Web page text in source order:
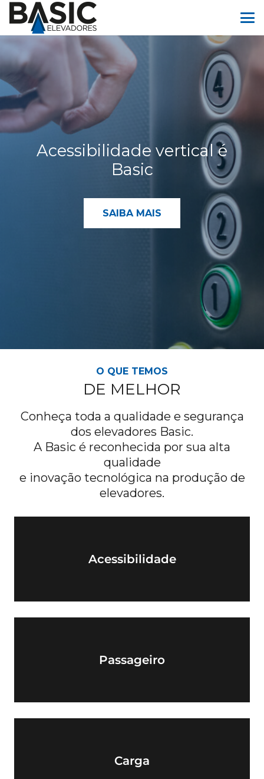
Acessibilidade vertical é
Basic
SAIBA MAIS
O QUE TEMOS
DE MELHOR
Conheça toda a qualidade e segurança
dos elevadores Basic.
A Basic é reconhecida por sua alta
qualidade
e inovação tecnológica na produção de
elevadores.
Acessibilidade
Passageiro
Carga